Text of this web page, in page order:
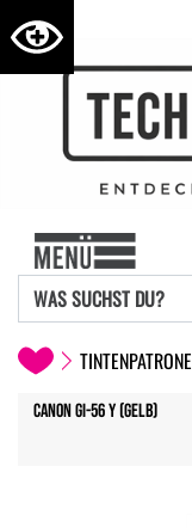
TINTENPATRONE
Canon GI-56 Y (gelb)